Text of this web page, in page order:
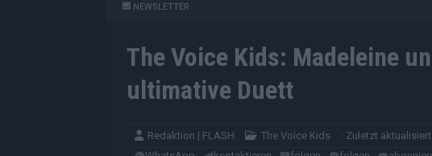
NEWSLETTER
The Voice Kids: Madeleine
ultimative Duett
Redaktion | FLASH The Voice Kids · Zuletzt